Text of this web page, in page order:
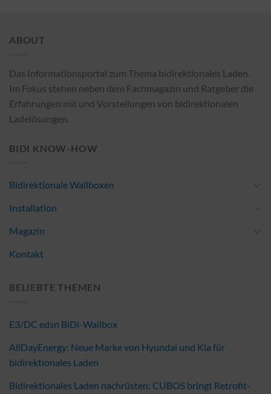
ABOUT
Das Informationsportal zum Thema bidirektionales Laden.
Im Fokus stehen neben dem Fachmagazin und Ratgeber die
Erfahrungen mit und Vorstellungen von bidirektionalen
Ladelösungen.
BIDI KNOW-HOW
Bidirektionale Wallboxen
Installation
Magazin
Kontakt
BELIEBTE THEMEN
E3/DC edsn BiDi-Wallbox
AllDayEnergy: Neue Marke von Hyundai und Kia für
bidirektionales Laden
Bidirektionales Laden nachrüsten: CUBOS bringt Retrofit-